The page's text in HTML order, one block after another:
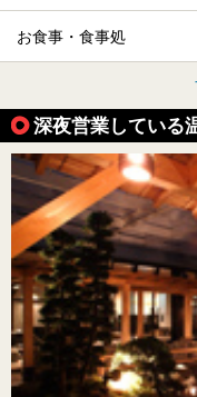
お食事・食事処
深夜営業している